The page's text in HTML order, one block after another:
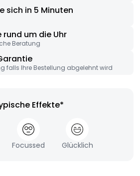
sich in 5 Minuten
rund um die Uhr
Beratung
falls Ihre Bestellung abgelehnt wird
Effekte*
Focussed Glücklich